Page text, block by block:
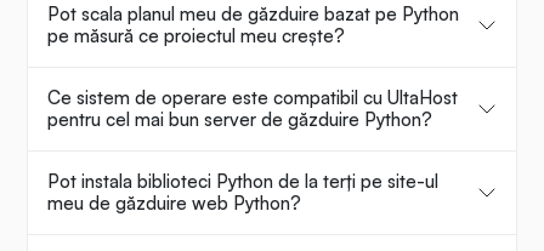
Pot scala planul meu de găzduire bazat pe Python
pe măsură ce proiectul meu crește?
Ce sistem de operare este compatibil cu UltaHost
pentru cel mai bun server de găzduire Python?
Pot instala biblioteci Python de la terți pe site-ul
meu de găzduire web Python?